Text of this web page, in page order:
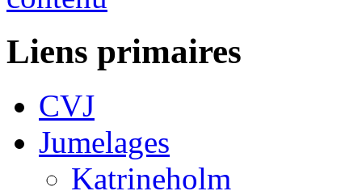
Liens primaires
CVJ
Jumelages
Katrineholm